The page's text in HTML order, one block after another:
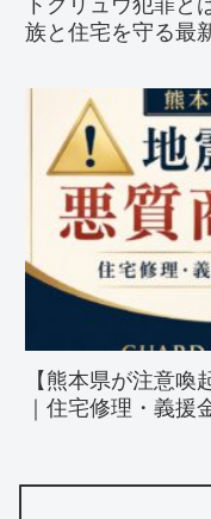
トクリュウ犯罪と
族と住宅を守る最
【熊本県が注意
｜住宅修理・義